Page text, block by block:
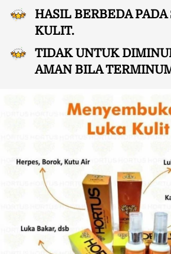
HASIL BERBEDA
KULIT.
TIDAK UNTUK
AMAN BILA